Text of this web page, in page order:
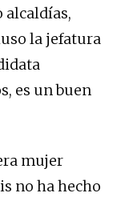
alcaldías,
la jefatura
es un buen
mujer
no ha hecho